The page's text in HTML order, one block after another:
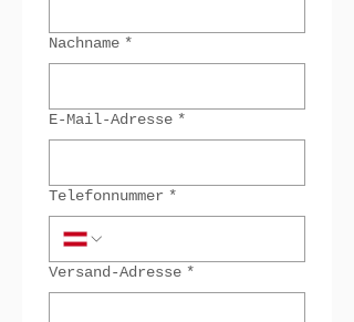
Nachname *
E-Mail-Adresse *
Telefonnummer *
Versand-Adresse *